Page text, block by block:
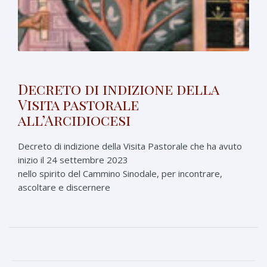
Decreto di indizione della
Visita pastorale
all’Arcidiocesi
Decreto di indizione della Visita Pastorale che ha avuto
inizio il 24 settembre 2023
nello spirito del Cammino Sinodale, per incontrare,
ascoltare e discernere